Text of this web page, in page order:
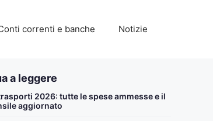
correnti e banche Notizie
a leggere
2026: tutte le spese ammesse e il
aggiornato